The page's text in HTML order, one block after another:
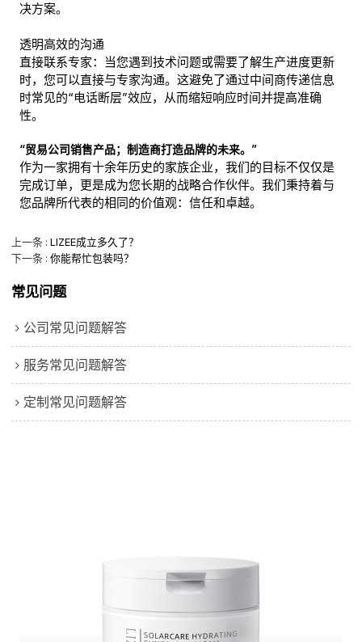
决方案。
透明高效的沟通
直接联系专家：当您遇到技术问题或需要了解生产进度更新
时，您可以直接与专家沟通。这避免了通过中间商传递信息
时常见的“电话断层”效应，从而缩短响应时间并提高准确
性。
“贸易公司销售产品；制造商打造品牌的未来。”
作为一家拥有十余年历史的家族企业，我们的目标不仅仅是
完成订单，更是成为您长期的战略合作伙伴。我们秉持着与
您品牌所代表的相同的价值观：信任和卓越。
上一条
LIZEE成立多久了？
下一条
你能帮忙包装吗？
常见问题
公司常见问题解答
服务常见问题解答
定制常见问题解答